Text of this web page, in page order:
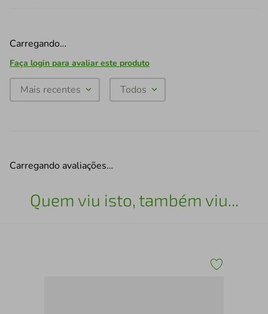
Carregando…
Faça login para avaliar este produto
Mais recentes Todos
Carregando avaliações…
Quem viu isto, também viu...